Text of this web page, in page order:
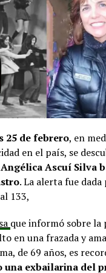
de los
su comuna tienen
esperan
Club Deportivo
del Club Deportivo
el desarrollo
Javier Ugarte,
que en su
tanto en PMU como
no han recibido
recursos. “Preocupa
que vienen
hoy están en riesgo
de Vélez, la
la
diversos proyectos y
25 de febrero, en
en el país, se
Ascuí Silva
. La alerta fue dada
133,
que informó sobre la
en una frazada y
de 69 años, es
una exbailarina del